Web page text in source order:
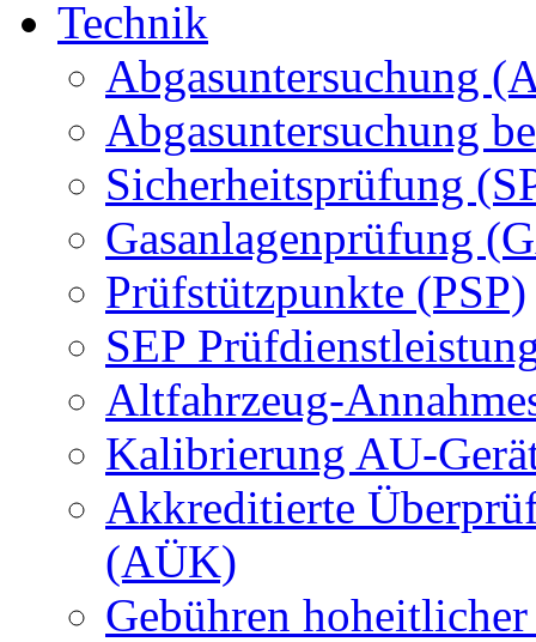
Technik
Abgasuntersuchung
Abgasuntersuchung
Sicherheitsprüfung
Gasanlagenprüfung
Prüfstützpunkte (PSP)
SEP
Altfahrzeug-
Kalibrierung AU-
Akkreditierte
(AÜK)
Gebühren